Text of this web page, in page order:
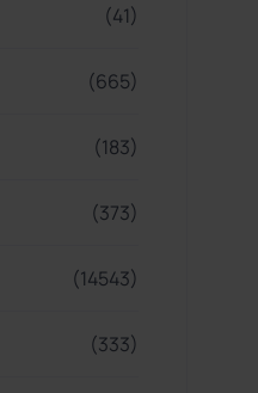
(41)
(665)
(183)
(373)
(14543)
(333)